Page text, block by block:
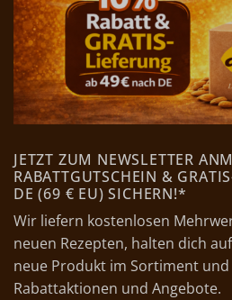
JETZT ZUM NEWSLETTER
RABATTGUTSCHEIN &
DE (69 € EU) SICHERN!*
Wir liefern kostenlosen
neuen Rezepten, halten dich
neue Produkt im Sortiment
Rabattaktionen und Angebote.